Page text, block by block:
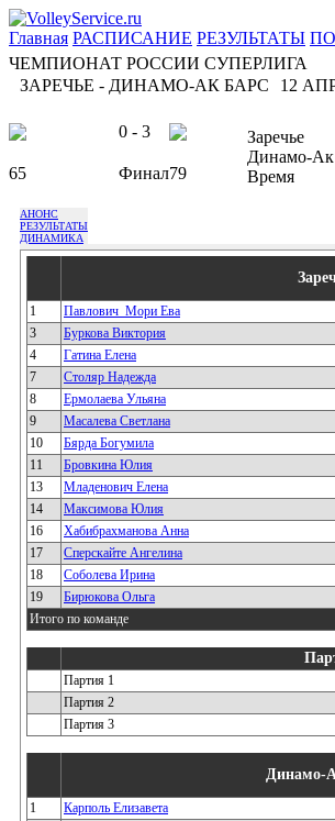
Главная РАСПИСАНИЕ РЕЗУЛЬТАТЫ
ЧЕМПИОНАТ РОССИИ СУПЕРЛИГА
ЗАРЕЧЬЕ - ДИНАМО-АК БАРС
12
0 - 3
65 Финал79
Заречье
Динамо-Ак
Время
АНОНС
РЕЗУЛЬТАТЫ
ДИНАМИКА
1
Павлович_Мори Ева
3
Буркова Виктория
4
Гатина Елена
7
Столяр Надежда
8
Ермолаева Ульяна
9
Масалева Светлана
10
Бярда Богумила
11
Бровкина Юлия
13
Младенович Елена
14
Максимова Юлия
16
Хабибрахманова Анна
17
Сперскайте Ангелина
18
Соболева Ирина
19
Бирюкова Ольга
Итого по команде
Партия 1
Партия 2
Партия 3
Динамо-
1
Карполь Елизавета